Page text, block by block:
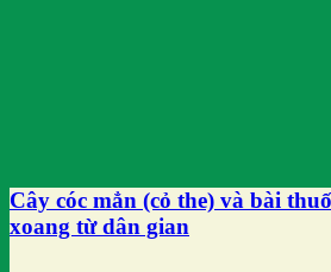
Cây cóc mẳn (cỏ the) và bài
xoang từ dân gian